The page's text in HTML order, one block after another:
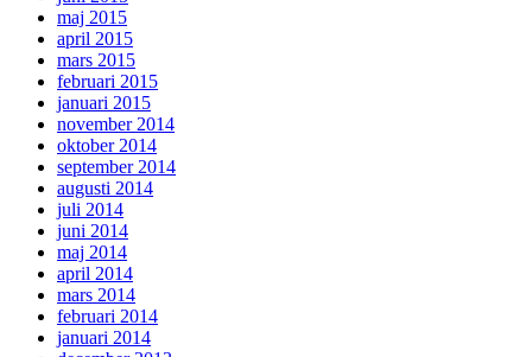
maj 2015
april 2015
mars 2015
februari 2015
januari 2015
november 2014
oktober 2014
september 2014
augusti 2014
juli 2014
juni 2014
maj 2014
april 2014
mars 2014
februari 2014
januari 2014